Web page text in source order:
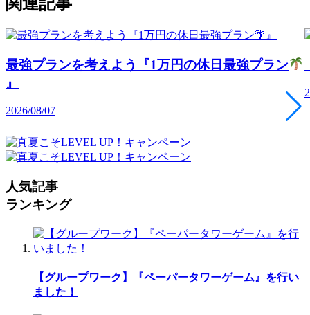
最強プランを考えよう『1万円の休日最強プラン
』
2026/08/07
人気記事
ランキング
【グループワーク】『ペーパータワーゲーム』を行い
ました！